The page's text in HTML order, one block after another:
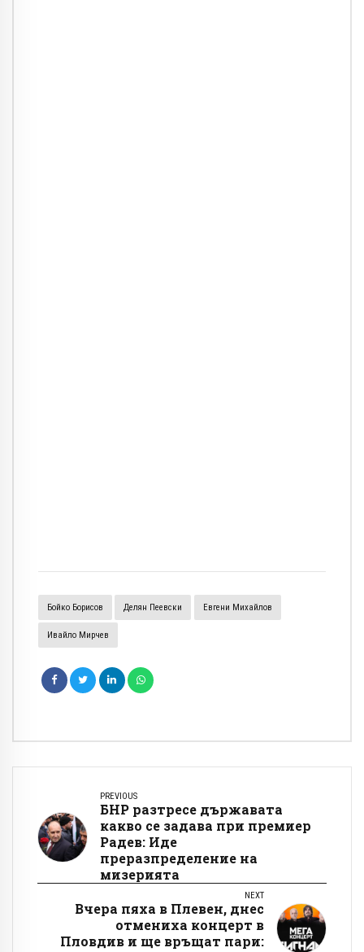
Бойко Борисов Делян Пеевски Евгени Михайлов
Ивайло Мирчев
PREVIOUS
БНР разтресе държавата
какво се задава при премиер
Радев: Иде
преразпределение на
мизерията
NEXT
Вчера пяха в Плевен, днес
отмениха концерт в
Пловдив и ще връщат пари: